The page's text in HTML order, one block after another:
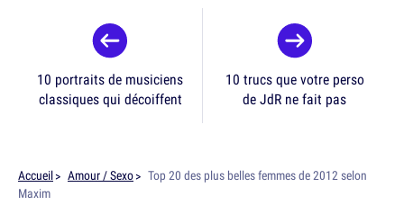
10 portraits de musiciens
classiques qui décoiffent
10 trucs que votre perso
de JdR ne fait pas
Accueil Amour / Sexo
Top 20 des plus belles femmes de 2012 selon
Maxim